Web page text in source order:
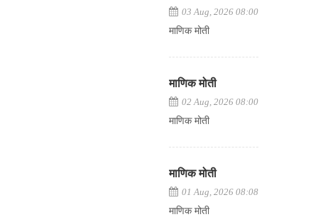
03 Aug, 2026 08:00
माणिक मोती
माणिक मोती
02 Aug, 2026 08:00
माणिक मोती
माणिक मोती
01 Aug, 2026 08:08
माणिक मोती